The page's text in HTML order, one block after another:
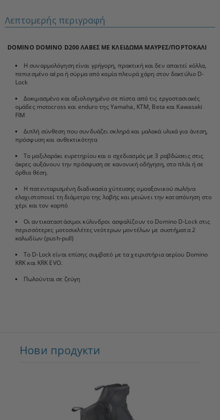
Λεπτομερής περιγραφή
DOMINO DOMINO D200 ΛΑΒΕΣ ΜΕ ΚΛΕΙΔΩΜΑ ΜΑΥΡΕΣ/ΠΟΡΤΟΚΑΛΙ
Η συναρμολόγηση είναι γρήγορη, πρακτική και δεν απαιτεί κόλλα,
πεπιεσμένο αέρα ή σύρμα από καμία πλευρά χάρη στον δακτύλιο D-
Lock
Δοκιμασμένο και αξιολογημένο σε πίστα από τις εργοστασιακές
ομάδες motocross και enduro της Yamaha, KTM, Beta και Kawasaki
FIM
Διπλή σύνθεση που συνδυάζει σκληρά και μαλακά υλικά για άνεση,
πρόσφυση και ανθεκτικότητα
Το μαξιλαράκι ευρετηρίου και ο σχεδιασμός με 3 ραβδώσεις στις
άκρες αυξάνουν την πρόσφυση σε κανονική οδήγηση, στο πλάι ή σε
όρθια θέση.
Η πατενταρισμένη διαδικασία χύτευσης ομοαξονικού σωλήνα
ελαχιστοποιεί τη διάμετρο της λαβής και μειώνει την καταπόνηση στο
χέρι και τον καρπό
Οι αντικαταστάσιμοι κύλινδροι ασφαλίζουν το Domino D-Lock στις
περισσότερες μοτοσικλέτες νεότερων μοντέλων με συστήματα 2
καλωδίων (push-pull)
Το D-Lock είναι επίσης συμβατό με τα χειριστήρια αερίου Domino
KRK και KRK EVO.
Πωλούνται σε ζεύγη
Нови продукти